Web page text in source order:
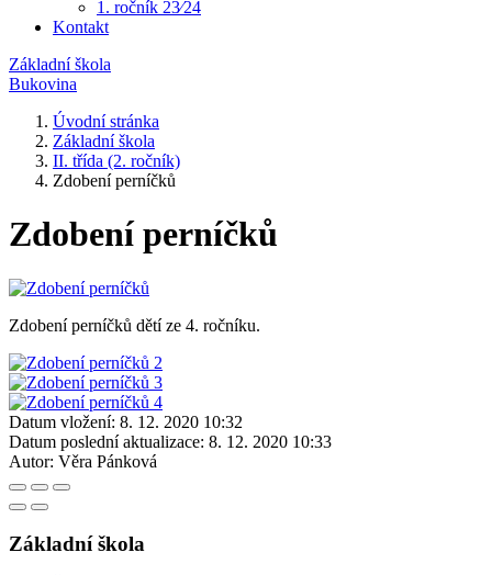
1. ročník 23⁄24
Kontakt
Základní škola
Bukovina
Úvodní stránka
Základní škola
II. třída (2. ročník)
Zdobení perníčků
Zdobení perníčků
Zdobení perníčků dětí ze 4. ročníku.
Datum vložení: 8. 12. 2020 10:32
Datum poslední aktualizace: 8. 12. 2020 10:33
Autor: Věra Pánková
Základní škola